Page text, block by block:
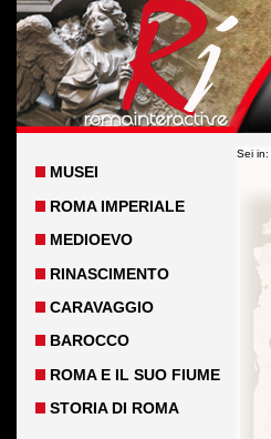
MUSEI
ROMA IMPERIALE
MEDIOEVO
RINASCIMENTO
CARAVAGGIO
BAROCCO
ROMA E IL SUO FIUME
STORIA DI ROMA
Sei in: